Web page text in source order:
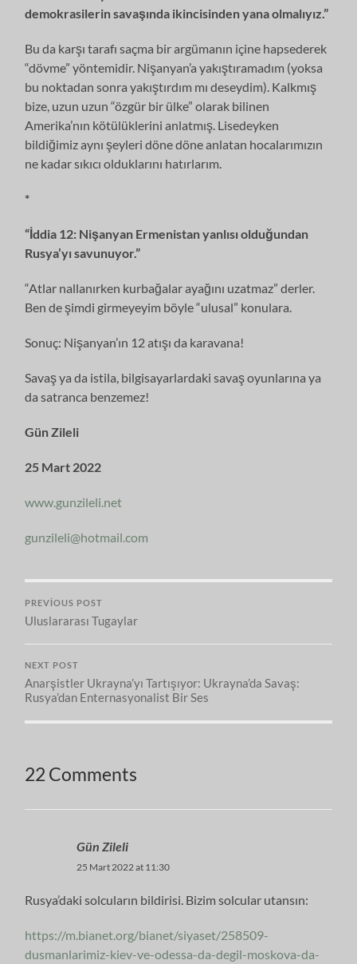
demokrasilerin savaşında ikincisinden yana olmalıyız.”
Bu da karşı tarafı saçma bir argümanın içine hapsederek
“dövme” yöntemidir. Nişanyan’a yakıştıramadım (yoksa
bu noktadan sonra yakıştırdım mı deseydim). Kalkmış
bize, uzun uzun “özgür bir ülke” olarak bilinen
Amerika’nın kötülüklerini anlatmış. Lisedeyken
bildiğimiz aynı şeyleri döne döne anlatan hocalarımızın
ne kadar sıkıcı olduklarını hatırlarım.
*
“İddia 12: Nişanyan Ermenistan yanlısı olduğundan
Rusya’yı savunuyor.”
“Atlar nallanırken kurbağalar ayağını uzatmaz” derler.
Ben de şimdi girmeyeyim böyle “ulusal” konulara.
Sonuç: Nişanyan’ın 12 atışı da karavana!
Savaş ya da istila, bilgisayarlardaki savaş oyunlarına ya
da satranca benzemez!
Gün Zileli
25 Mart 2022
www.gunzileli.net
gunzileli@hotmail.com
PREVIOUS POST
Uluslararası Tugaylar
NEXT POST
Anarşistler Ukrayna’yı Tartışıyor: Ukrayna’da Savaş:
Rusya’dan Enternasyonalist Bir Ses
22 Comments
Gün Zileli
25 Mart 2022 at 11:30
Rusya’daki solcuların bildirisi. Bizim solcular utansın:
https://m.bianet.org/bianet/siyaset/258509-
dusmanlarimiz-kiev-ve-odessa-da-degil-moskova-da-